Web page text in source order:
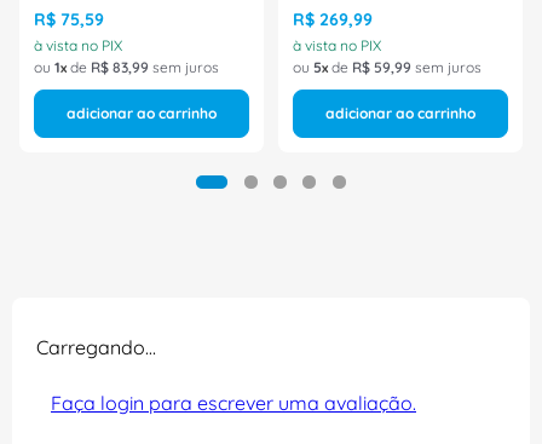
R$ 75,59
à vista no PIX
ou 1 de R$ 83,99 sem juros
adicionar ao carrinho
R$ 269,99
à vista no PIX
ou 5 de R$ 59,99 sem juros
adicionar ao carrinho
Carregando…
Faça login para escrever uma avaliação.